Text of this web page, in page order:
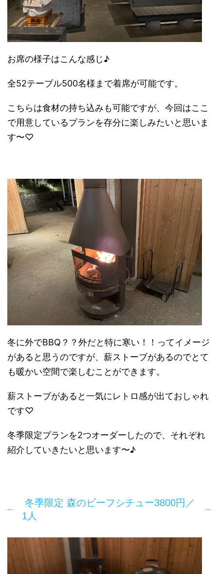
お席の様子はこんな感じ♪
全52テーブル500名様まで着席が可能です。
こちらは食材の持ち込みも可能ですが、今回はここ
で用意しているプランを存分に楽しみたいと思いま
す〜♡
冬に外でBBQ？？外だと特に寒い！！ってイメージ
があると思うのですが、薪ストーブがあるのでとて
も暖かい空間で楽しむことができます。
薪ストーブがあると一気にレトロ感が出ておしゃれ
です♡
冬季限定プランを2つオーダーしたので、それぞれ
紹介していきたいと思います〜♪
冬季限定 森のビーフシチュー3800円／
1人